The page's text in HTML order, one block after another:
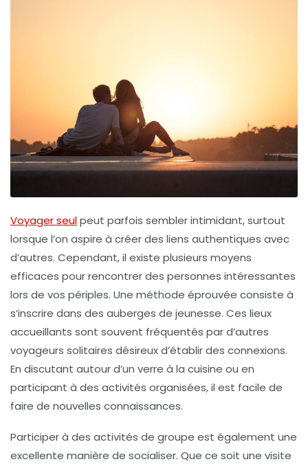
Voyager seulpeut parfois sembler intimidant, surtout
lorsque l’on aspire à créer des liens authentiques avec
d’autres. Cependant, il existe plusieurs moyens
efficaces pour rencontrer des personnes intéressantes
lors de vos périples. Une méthode éprouvée consiste à
s’inscrire dans des auberges de jeunesse. Ces lieux
accueillants sont souvent fréquentés par d’autres
voyageurs solitaires désireux d’établir des connexions.
En discutant autour d’un verre à la cuisine ou en
participant à des activités organisées, il est facile de
faire de nouvelles connaissances.
Participer à des activités de groupe est également une
excellente manière de socialiser. Que ce soit une visite